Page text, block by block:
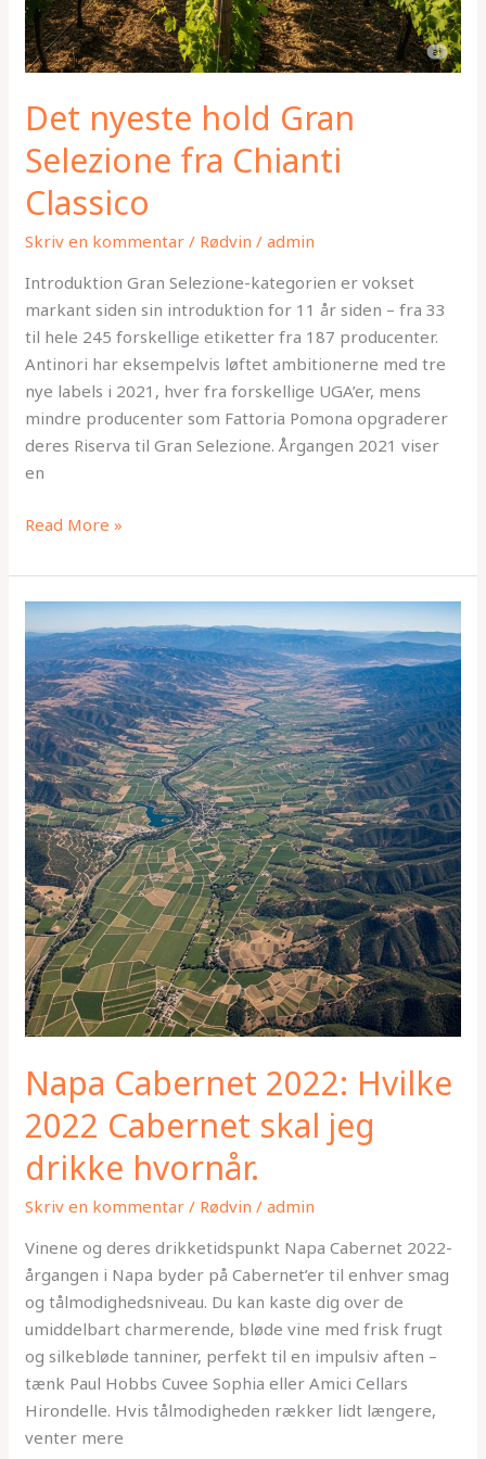
Det nyeste hold Gran
Selezione fra Chianti
Classico
Skriv en kommentar / Rødvin /admin
Introduktion Gran Selezione-kategorien er vokset
markant siden sin introduktion for 11 år siden – fra 33
til hele 245 forskellige etiketter fra 187 producenter.
Antinori har eksempelvis løftet ambitionerne med tre
nye labels i 2021, hver fra forskellige UGA’er, mens
mindre producenter som Fattoria Pomona opgraderer
deres Riserva til Gran Selezione. Årgangen 2021 viser
en
Read More »
Napa Cabernet 2022: Hvilke
2022 Cabernet skal jeg
drikke hvornår.
Skriv en kommentar / Rødvin /admin
Vinene og deres drikketidspunkt Napa Cabernet 2022-
årgangen i Napa byder på Cabernet’er til enhver smag
og tålmodighedsniveau. Du kan kaste dig over de
umiddelbart charmerende, bløde vine med frisk frugt
og silkebløde tanniner, perfekt til en impulsiv aften –
tænk Paul Hobbs Cuvee Sophia eller Amici Cellars
Hirondelle. Hvis tålmodigheden rækker lidt længere,
venter mere
Napa
Cabernet
2022:
Hvilke
2022
Cabernet
skal
jeg
drikke
hvornår.